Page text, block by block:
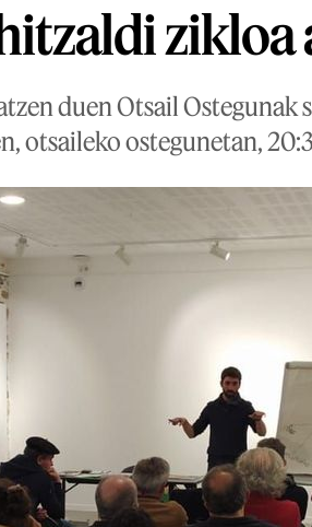
zikloa
duen Otsail Ostegunak
otsaileko ostegunetan,